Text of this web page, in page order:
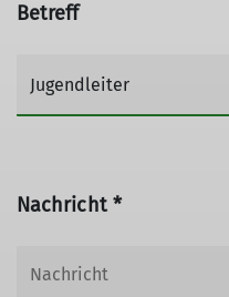
Betreff
Nachricht *